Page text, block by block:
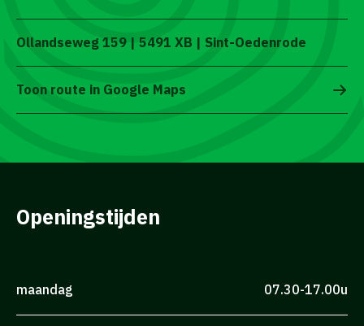
Ollandseweg 159 | 5491 XB | Sint-Oedenrode
Toon route in Google Maps
Openingstijden
maandag 07.30-17.00u